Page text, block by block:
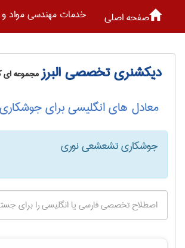
صفحه اصلی خدمات مهندسی مواد و
دیکشنری تخصصی البرزمجموعه ای
معادل های انگلیسی برای
جوشکاری تشعشعی نوری